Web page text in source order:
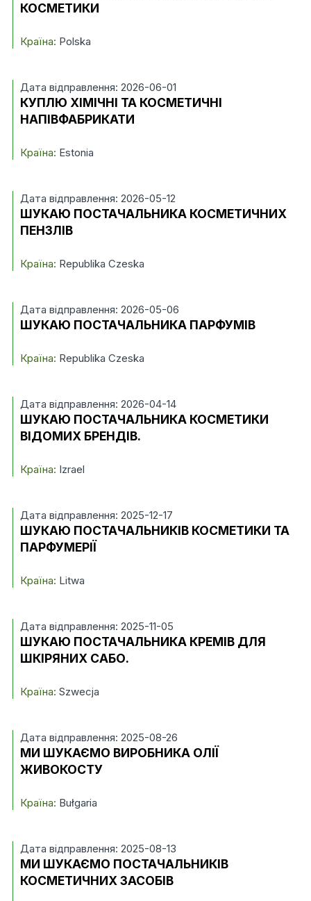
КОСМЕТИКИ
Країна: Polska
Дата відправлення: 2026-06-01
КУПЛЮ ХІМІЧНІ ТА КОСМЕТИЧНІ
НАПІВФАБРИКАТИ
Країна: Estonia
Дата відправлення: 2026-05-12
ШУКАЮ ПОСТАЧАЛЬНИКА КОСМЕТИЧНИХ
ПЕНЗЛІВ
Країна: Republika Czeska
Дата відправлення: 2026-05-06
ШУКАЮ ПОСТАЧАЛЬНИКА ПАРФУМІВ
Країна: Republika Czeska
Дата відправлення: 2026-04-14
ШУКАЮ ПОСТАЧАЛЬНИКА КОСМЕТИКИ
ВІДОМИХ БРЕНДІВ.
Країна: Izrael
Дата відправлення: 2025-12-17
ШУКАЮ ПОСТАЧАЛЬНИКІВ КОСМЕТИКИ ТА
ПАРФУМЕРІЇ
Країна: Litwa
Дата відправлення: 2025-11-05
ШУКАЮ ПОСТАЧАЛЬНИКА КРЕМІВ ДЛЯ
ШКІРЯНИХ САБО.
Країна: Szwecja
Дата відправлення: 2025-08-26
МИ ШУКАЄМО ВИРОБНИКА ОЛІЇ
ЖИВОКОСТУ
Країна: Bułgaria
Дата відправлення: 2025-08-13
МИ ШУКАЄМО ПОСТАЧАЛЬНИКІВ
КОСМЕТИЧНИХ ЗАСОБІВ